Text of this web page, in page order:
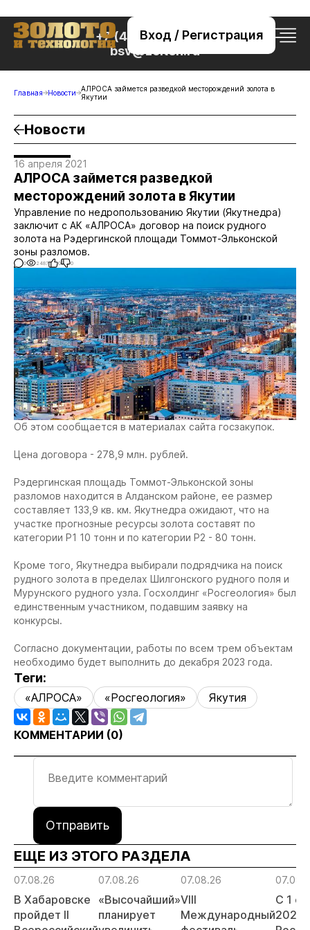
Вход / Регистрация
+7 (495) 221-76-32
bsv@zolteh.ru
Главная Новости
АЛРОСА займется разведкой месторождений золота в
Якутии
Новости
16 апреля 2021
АЛРОСА займется разведкой
месторождений золота в Якутии
Управление по недропользованию Якутии (Якутнедра)
заключит с АК «АЛРОСА» договор на поиск рудного
золота на Рэдергинской площади Томмот-Эльконской
зоны разломов.
0 2487 0 0
Об этом сообщается в материалах сайта госзакупок.
Цена договора - 278,9 млн. рублей.
Рэдергинская площадь Томмот-Эльконской зоны
разломов находится в Алданском районе, ее размер
составляет 133,9 кв. км. Якутнедра ожидают, что на
участке прогнозные ресурсы золота составят по
категории P1 10 тонн и по категории P2 - 80 тонн.
Кроме того, Якутнедра выбирали подрядчика на поиск
рудного золота в пределах Шилгонского рудного поля и
Мурунского рудного узла. Госхолдинг «Росгеология» был
единственным участником, подавшим заявку на
конкурсы.
Согласно документации, работы по всем трем объектам
необходимо будет выполнить до декабря 2023 года.
Теги:
«АЛРОСА» «Росгеология» Якутия
КОММЕНТАРИИ (0)
Отправить
ЕЩЕ ИЗ ЭТОГО РАЗДЕЛА
07.08.26
В Хабаровске
пройдет II
07.08.26
«Высочайший»
планирует
07.08.26
VIII
Международный
С 1
2026